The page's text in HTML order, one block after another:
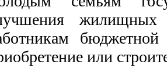
жилищных
или